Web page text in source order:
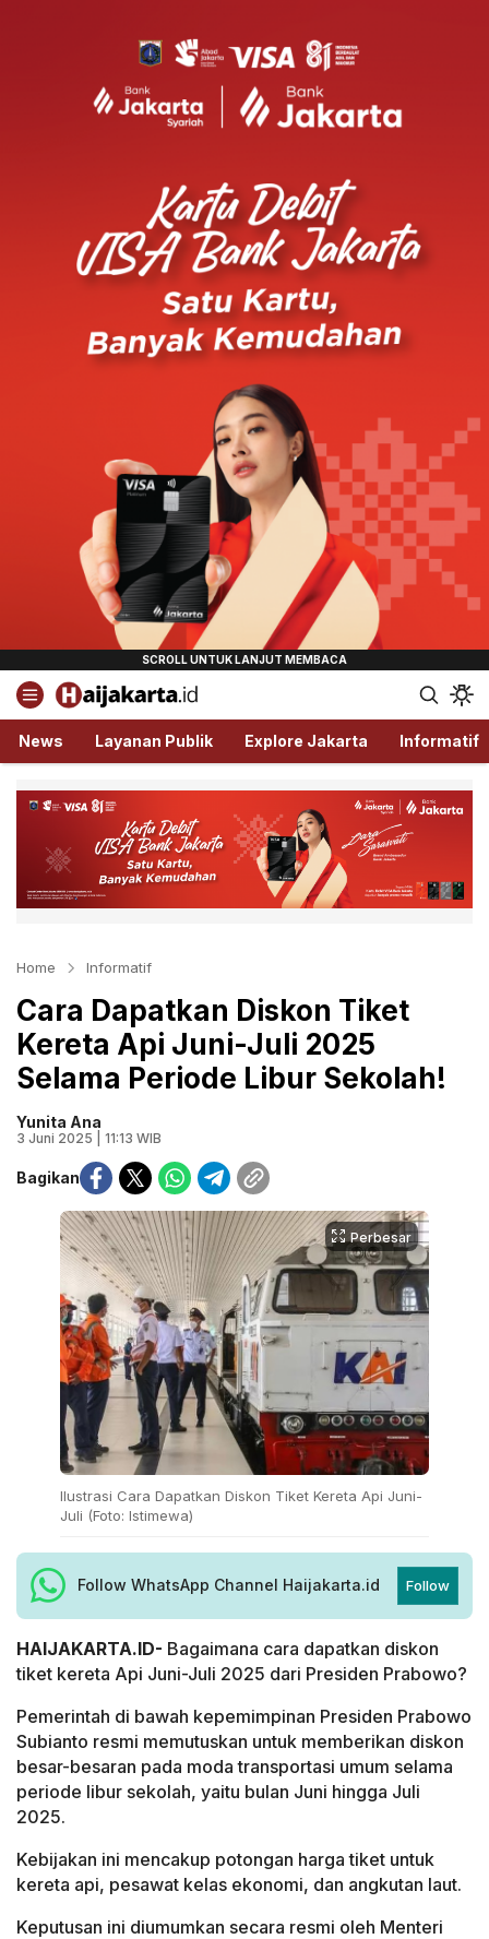
Haijakarta.id
Semua Tentang Jakarta Ada Disini!
News Layanan Publik Explore Jakarta Informatif
Home Informatif
Cara Dapatkan Diskon Tiket
Kereta Api Juni-Juli 2025
Selama Periode Libur Sekolah!
Yunita Ana
3 Juni 2025 | 11:13 WIB
Bagikan
Perbesar
Ilustrasi Cara Dapatkan Diskon Tiket Kereta Api Juni-
Juli (Foto: Istimewa)
Follow WhatsApp Channel Haijakarta.id Follow
HAIJAKARTA.ID- Bagaimana cara dapatkan diskon
tiket kereta Api Juni-Juli 2025 dari Presiden Prabowo?
Pemerintah di bawah kepemimpinan Presiden Prabowo
Subianto resmi memutuskan untuk memberikan diskon
besar-besaran pada moda transportasi umum selama
periode libur sekolah, yaitu bulan Juni hingga Juli
2025.
Kebijakan ini mencakup potongan harga tiket untuk
kereta api, pesawat kelas ekonomi, dan angkutan laut.
Keputusan ini diumumkan secara resmi oleh Menteri